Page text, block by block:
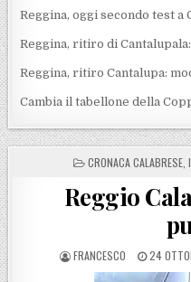
Reggina, oggi secondo test a
Reggina, ritiro di
Reggina, ritiro Cantalupa:
Cambia il tabellone della
POSTED IN
CRONACA CALABRESE,
Reggio
POSTED BY
FRANCESCO POSTED
24